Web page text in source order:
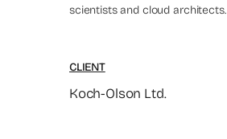
scientists and cloud architects.
CLIENT
Koch-Olson Ltd.